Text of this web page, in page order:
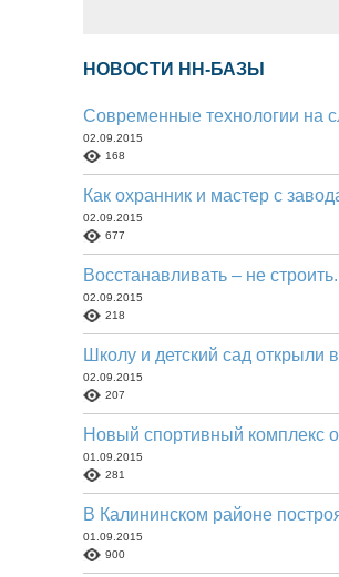
НОВОСТИ НН-БАЗЫ
Современные технологии на
02.09.2015
168
Как охранник и мастер с
02.09.2015
677
Восстанавливать – не
02.09.2015
218
Школу и детский сад открыли
02.09.2015
207
Новый спортивный комплекс
01.09.2015
281
В Калининском районе
01.09.2015
900